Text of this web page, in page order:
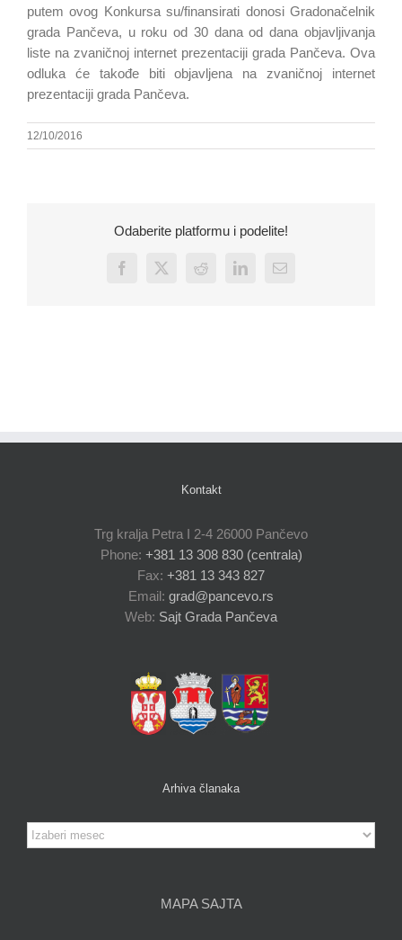
putem ovog Konkursa su/finansirati donosi Gradonačelnik
grada Pančeva, u roku od 30 dana od dana objavljivanja
liste na zvaničnoj internet prezentaciji grada Pančeva. Ova
odluka će takođe biti objavljena na zvaničnoj internet
prezentaciji grada Pančeva.
12/10/2016
Odaberite platformu i podelite!
Facebook
X Reddit LinkedInEmail
Kontakt
Trg kralja Petra I 2-4 26000 Pančevo
Phone: +381 13 308 830 (centrala)
Fax: +381 13 343 827
Email: grad@pancevo.rs
Web: Sajt Grada Pančeva
Arhiva članaka
Arhiva
članaka
MAPA SAJTA